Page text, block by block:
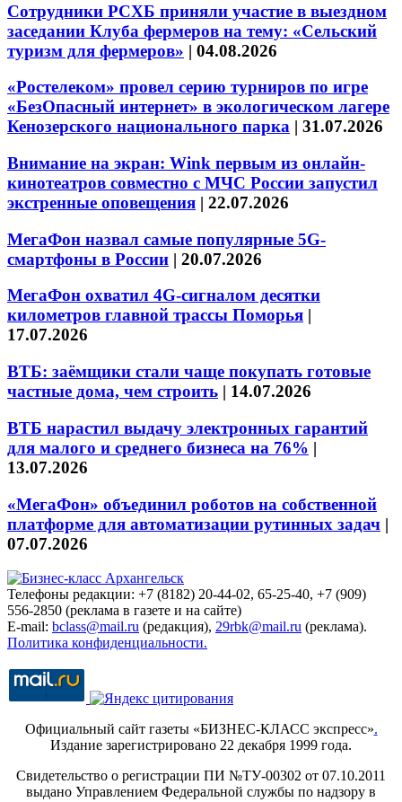
Сотрудники РСХБ приняли участие в выездном
заседании Клуба фермеров на тему: «Сельский
туризм для фермеров» | 04.08.2026
«Ростелеком» провел серию турниров по игре
«БезОпасный интернет» в экологическом лагере
Кенозерского национального парка | 31.07.2026
Внимание на экран: Wink первым из онлайн-
кинотеатров совместно с МЧС России запустил
экстренные оповещения | 22.07.2026
МегаФон назвал самые популярные 5G-
смартфоны в России | 20.07.2026
МегаФон охватил 4G-сигналом десятки
километров главной трассы Поморья |
17.07.2026
ВТБ: заёмщики стали чаще покупать готовые
частные дома, чем строить | 14.07.2026
ВТБ нарастил выдачу электронных гарантий
для малого и среднего бизнеса на 76% |
13.07.2026
«МегаФон» объединил роботов на собственной
платформе для автоматизации рутинных задач |
07.07.2026
Телефоны редакции: +7 (8182) 20-44-02, 65-25-40, +7 (909)
556-2850 (реклама в газете и на сайте)
E-mail: bclass@mail.ru (редакция), 29rbk@mail.ru (реклама).
Политика конфиденциальности.
Официальный сайт газеты «БИЗНЕС-КЛАСС экспресс».
Издание зарегистрировано 22 декабря 1999 года.
Свидетельство о регистрации ПИ №ТУ-00302 от 07.10.2011
выдано Управлением Федеральной службы по надзору в